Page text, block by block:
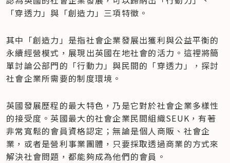
「穿透力」與「創造力」三項特徵。
其中「創造力」是指社會企業發展出獲利與公益平衡的
永續經營模式，展現出英國在地社會的活力。這裡將簡
單討論公部門的「行動力」與民間的「穿透力」，探討
社會企業所需要的制度環境。
英國發展歷程的最大特色，乃是它對於社會企業多樣性
的接受度。英國最大的社會企業民間組織SEUK，有著
非常寬鬆的會員資格認定；無論是個人商販、社會企
業，或者是營利事業團體，只要採取透過商業的方式來
解決社會問題，都能夠成為他們的會員。